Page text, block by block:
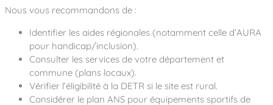
Nous vous recommandons de :
Identifier les aides régionales (notamment celle d’AURA
pour handicap/inclusion).
Consulter les services de votre département et
commune (plans locaux).
Vérifier l’éligibilité à la DETR si le site est rural.
Considérer le plan ANS pour équipements sportifs de